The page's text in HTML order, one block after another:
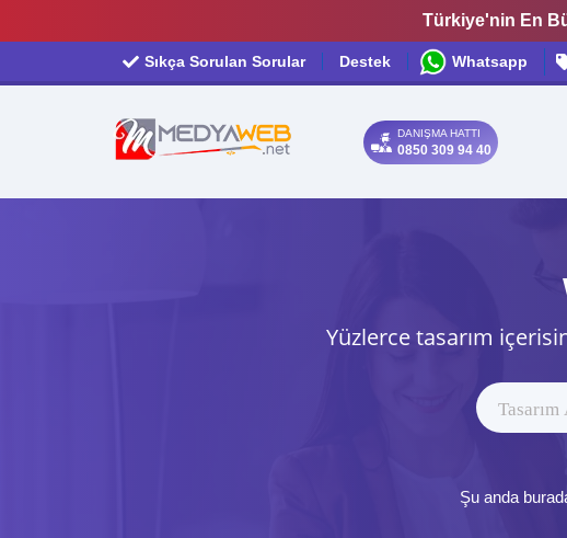
Türkiye'nin En
Sıkça Sorulan Sorular Destek Whatsapp
DANIŞMA HATTI
0850 309 94 40
Yüzlerce tasarım
Şu anda